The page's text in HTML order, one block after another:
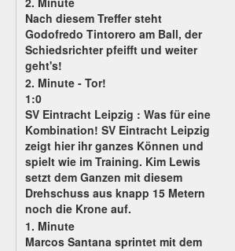
Nach diesem Treffer steht
Godofredo Tintorero am Ball, der
Schiedsrichter pfeifft und weiter
geht's!
2. Minute - Tor!
1:0
SV Eintracht Leipzig : Was für eine
Kombination! SV Eintracht Leipzig
zeigt hier ihr ganzes Können und
spielt wie im Training. Kim Lewis
setzt dem Ganzen mit diesem
Drehschuss aus knapp 15 Metern
noch die Krone auf.
1. Minute
Marcos Santana sprintet mit dem